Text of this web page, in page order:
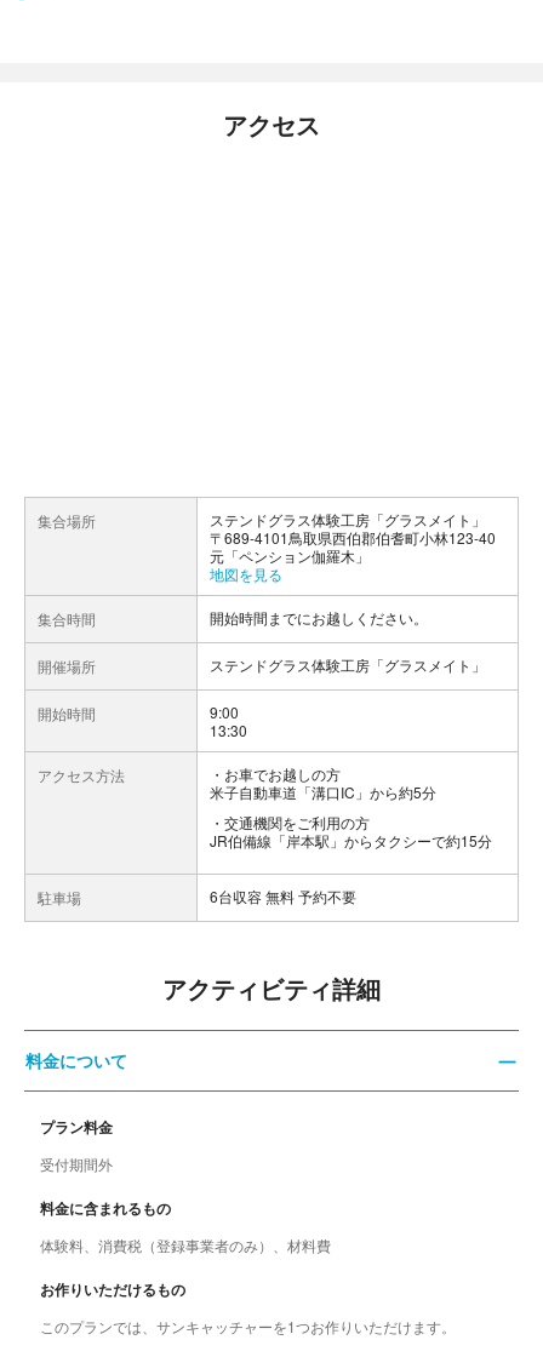
アクセス
集合場所
ステンドグラス体験工房「グラスメイト」
〒689-4101鳥取県西伯郡伯耆町小林123-40
元「ペンション伽羅木」
地図を見る
集合時間 開始時間までにお越しください。
開催場所 ステンドグラス体験工房「グラスメイト」
開始時間
9:00
13:30
アクセス方法
お車でお越しの方
米子自動車道「溝口IC」から約5分
交通機関をご利用の方
JR伯備線「岸本駅」からタクシーで約15分
駐車場 6台収容 無料 予約不要
アクティビティ詳細
料金について
プラン料金
受付期間外
料金に含まれるもの
体験料、消費税（登録事業者のみ）、材料費
お作りいただけるもの
このプランでは、サンキャッチャーを1つお作りいただけます。